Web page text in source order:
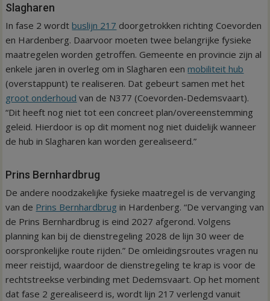
Slagharen
In fase 2 wordtbuslijn 217 doorgetrokken richting Coevorden
en Hardenberg. Daarvoor moeten twee belangrijke fysieke
maatregelen worden getroffen. Gemeente en provincie zijn al
enkele jaren in overleg om in Slagharen eenmobiliteit hub
(overstappunt) te realiseren. Dat gebeurt samen met het
groot onderhoud van de N377 (Coevorden-Dedemsvaart).
“Dit heeft nog niet tot een concreet plan/overeenstemming
geleid. Hierdoor is op dit moment nog niet duidelijk wanneer
de hub in Slagharen kan worden gerealiseerd.”
Prins Bernhardbrug
De andere noodzakelijke fysieke maatregel is de vervanging
van de Prins Bernhardbrug in Hardenberg. “De vervanging van
de Prins Bernhardbrug is eind 2027 afgerond. Volgens
planning kan bij de dienstregeling 2028 de lijn 30 weer de
oorspronkelijke route rijden.” De omleidingsroutes vragen nu
meer reistijd, waardoor de dienstregeling te krap is voor de
rechtstreekse verbinding met Dedemsvaart. Op het moment
dat fase 2 gerealiseerd is, wordt lijn 217 verlengd vanuit